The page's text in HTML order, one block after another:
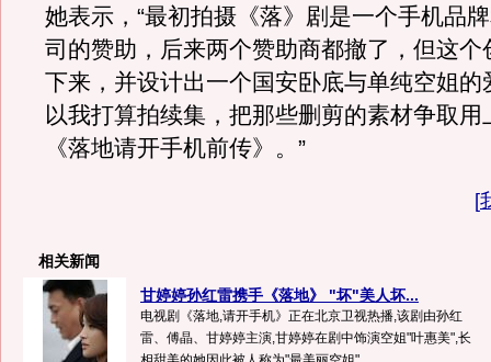
她表示，“最初拍摄《落》剧是一个手机品
司的赞助，后来两个赞助商都撤了，但这个
下来，并设计出一个国安卧底与单纯空姐的
以我打算拍续集，把那些删剪的素材争取用
《落地请开手机前传》。”
[
相关新闻
甘婷婷孙红雷携手《落地》 "坏"美人坏...
电视剧《落地,请开手机》正在北京卫视热播,该剧由孙红
雷、傅晶、甘婷婷主演,甘婷婷在剧中饰演空姐"叶惠美",长